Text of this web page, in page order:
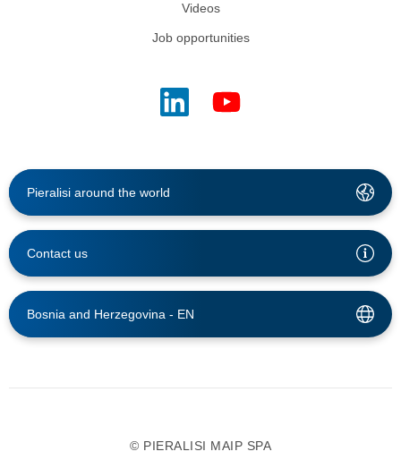
Videos
Job opportunities
Pieralisi around the world
Contact us
Bosnia and Herzegovina - EN
© PIERALISI MAIP SPA